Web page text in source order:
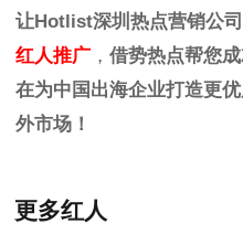
让Hotlist深圳热点营销公
红人推广 ， 借势热点帮您
在为中国出海企业打造更
外市场！
更多红人